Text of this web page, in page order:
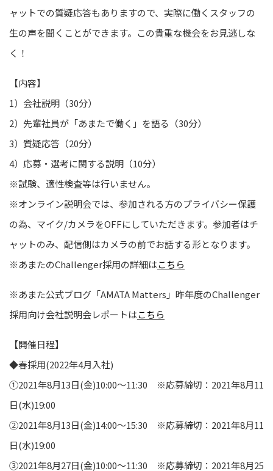
ャットでの質疑応答もありますので、実際に働くスタッフの
生の声を聞くことができます。この貴重な機会をお見逃しな
く！
【内容】
1）会社説明（30分）
2）先輩社員が「あまたで働く」を語る（30分）
3）質疑応答（20分）
4）応募・選考に関する説明（10分）
※試験、適性検査等は行いません。
※オンライン説明会では、参加される方のプライバシー保護
の為、マイク/カメラをOFFにしていただきます。参加者はチ
ャットのみ、配信側はカメラの前でお話する形となります。
※あまたのChallenger採用の詳細はこちら
※あまた公式ブログ「AMATA Matters」昨年度のChallenger
採用向け会社説明会レポートはこちら
【開催日程】
◆春採用(2022年4月入社)
①2021年8月13日(金)10:00～11:30 ※応募締切：2021年8月11
日(水)19:00
②2021年8月13日(金)14:00～15:30 ※応募締切：2021年8月11
日(水)19:00
③2021年8月27日(金)10:00～11:30 ※応募締切：2021年8月25